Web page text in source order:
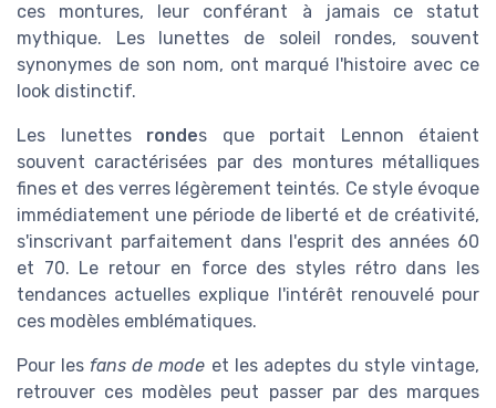
ces montures, leur conférant à jamais ce statut
mythique. Les lunettes de soleil rondes, souvent
synonymes de son nom, ont marqué l'histoire avec ce
look distinctif.
Les lunettes rondes que portait Lennon étaient
souvent caractérisées par des montures métalliques
fines et des verres légèrement teintés. Ce style évoque
immédiatement une période de liberté et de créativité,
s'inscrivant parfaitement dans l'esprit des années 60
et 70. Le retour en force des styles rétro dans les
tendances actuelles explique l'intérêt renouvelé pour
ces modèles emblématiques.
Pour les fans de mode et les adeptes du style vintage,
retrouver ces modèles peut passer par des marques